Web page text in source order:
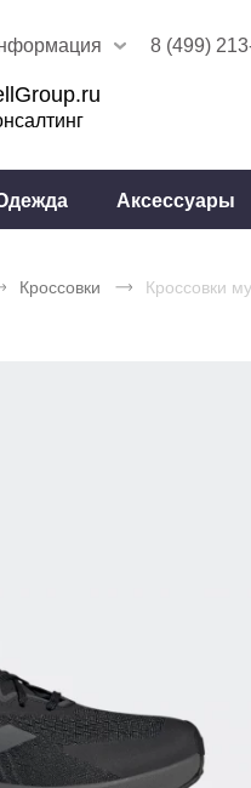
8 (499)
Аксессуары
Кроссовки Кроссовки